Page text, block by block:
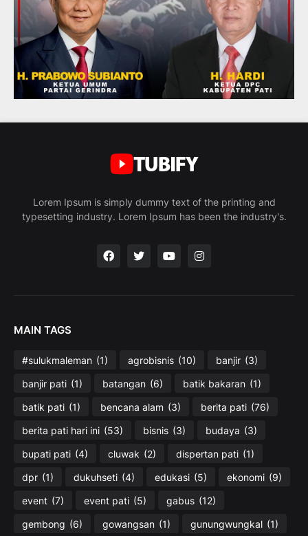
Lorem Ipsum is simply dummy text of the printing and
typesetting industry. Lorem Ipsum has been the industry's.
MAIN TAGS
#sulukmaleman (1) agrobisnis (10) banjir (3)
banjir pati (1) batangan (6) batik bakaran (1)
batik pati (1) bencana alam (3) berita pati (76)
berita pati hari ini (53) bisnis (3) budaya (3)
bupati pati (4) cluwak (2) dispertan pati (1)
dpr (1) dukuhseti (4) edukasi (5) ekonomi (9)
event (7) event pati (5) gabus (12)
gembong (6) gowangsan (1) gunungwungkal (1)